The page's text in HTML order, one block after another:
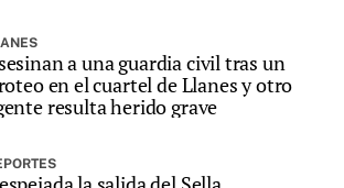
a una guardia civil tras un
en el cuartel de Llanes y otro
resulta herido grave